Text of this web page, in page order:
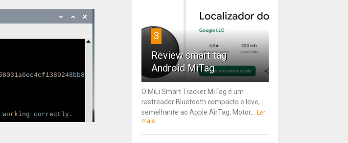
3
Review smart tag
Android MiTag
O MiLi Smart Tracker MiTag é um
rastreador Bluetooth compacto e leve,
semelhante ao Apple AirTag, Motor...
Ler
mais